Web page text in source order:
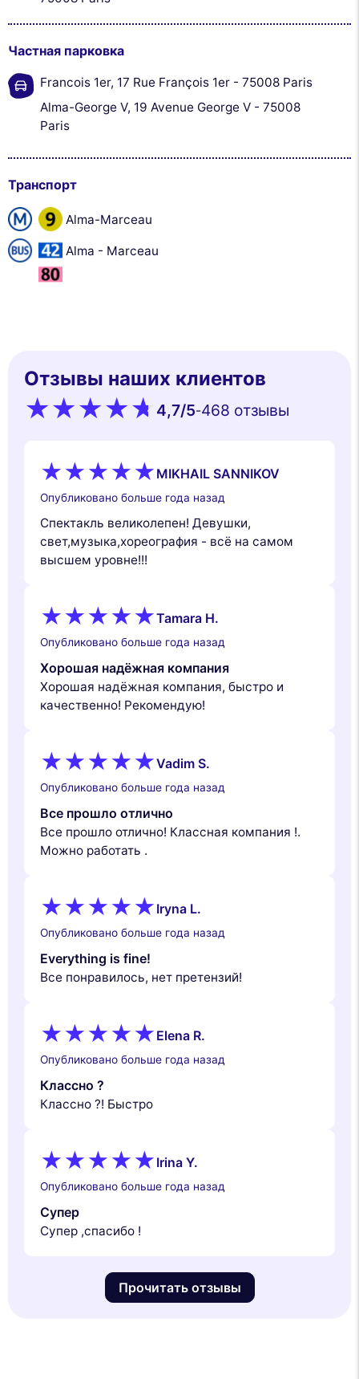
Частная парковка
Francois 1er, 17 Rue François 1er - 75008 Paris
Alma-George V, 19 Avenue George V - 75008
Paris
Транспорт
Alma-Marceau
Alma - Marceau
Отзывы наших клиентов
4,7/5-468 oтзывы
MIKHAIL SANNIKOV
Опубликовано больше года назад
Спектакль великолепен! Девушки,
свет,музыка,хореография - всё на самом
высшем уровне!!!
Tamara H.
Опубликовано больше года назад
Хорошая надёжная компания
Хорошая надёжная компания, быстро и
качественно! Рекомендую!
Vadim S.
Опубликовано больше года назад
Все прошло отлично
Все прошло отлично! Классная компания !.
Можно работать .
Iryna L.
Опубликовано больше года назад
Everything is fine!
Все понравилось, нет претензий!
Elena R.
Опубликовано больше года назад
Классно ?
Классно ?! Быстро
Irina Y.
Опубликовано больше года назад
Супер
Супер ,спасибо !
Прочитать отзывы